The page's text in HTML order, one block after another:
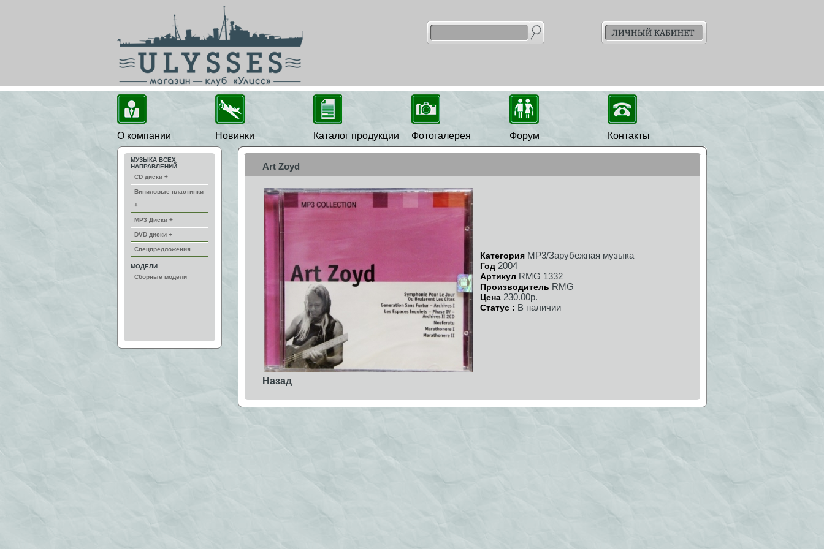
О компании Новинки Каталог продукции Фотогалерея Форум Контакты
МУЗЫКА ВСЕХ
НАПРАВЛЕНИЙ
CD диски +
Виниловые пластинки
+
MP3 Диски +
DVD диски +
Спецпредложения
МОДЕЛИ
Сборные модели
Art Zoyd
Категория MP3/Зарубежная музыка
Год 2004
Артикул RMG 1332
Производитель RMG
Цена 230.00р.
Статус : В наличии
Назад